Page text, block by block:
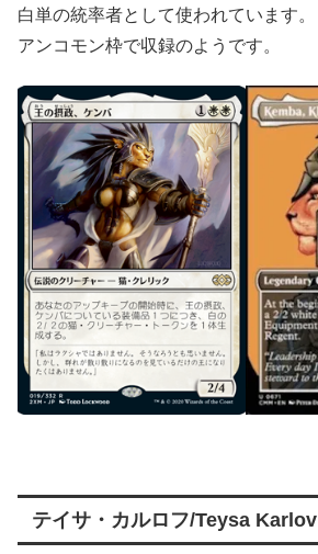
白単の統率者として使われています。
アンコモン枠で収録のようです。
テイサ・カルロフ/Teysa Karlov